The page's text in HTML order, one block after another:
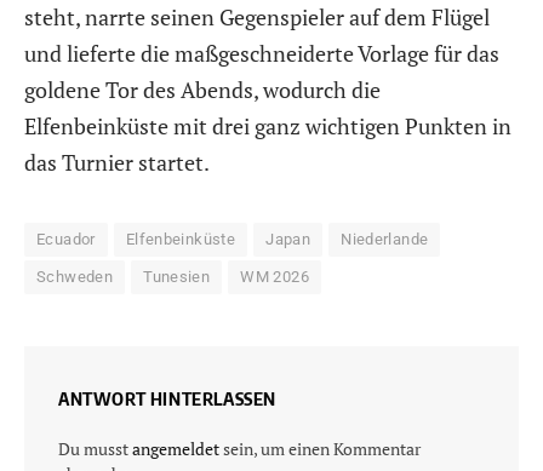
steht, narrte seinen Gegenspieler auf dem Flügel
und lieferte die maßgeschneiderte Vorlage für das
goldene Tor des Abends, wodurch die
Elfenbeinküste mit drei ganz wichtigen Punkten in
das Turnier startet.
Ecuador Elfenbeinküste Japan Niederlande
Schweden Tunesien WM 2026
ANTWORT HINTERLASSEN
Du musstangemeldetsein, um einen Kommentar